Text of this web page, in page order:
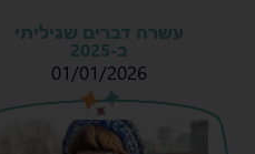
עשרה דברים שגיליתי
ב-2025
01/01/2026
s
s